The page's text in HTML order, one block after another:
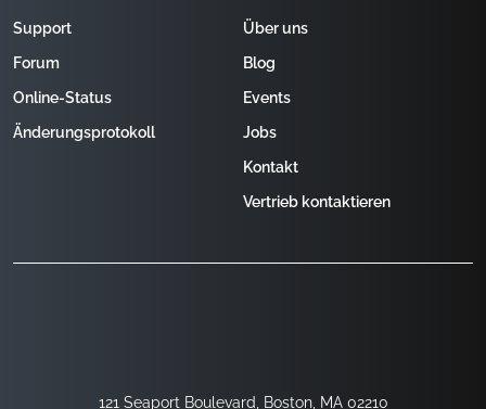
121 Seaport Boulevard, Boston, MA 02210
Support
Forum
Online-Status
Änderungsprotokoll
Über uns
Blog
Events
Jobs
Kontakt
Vertrieb kontaktieren